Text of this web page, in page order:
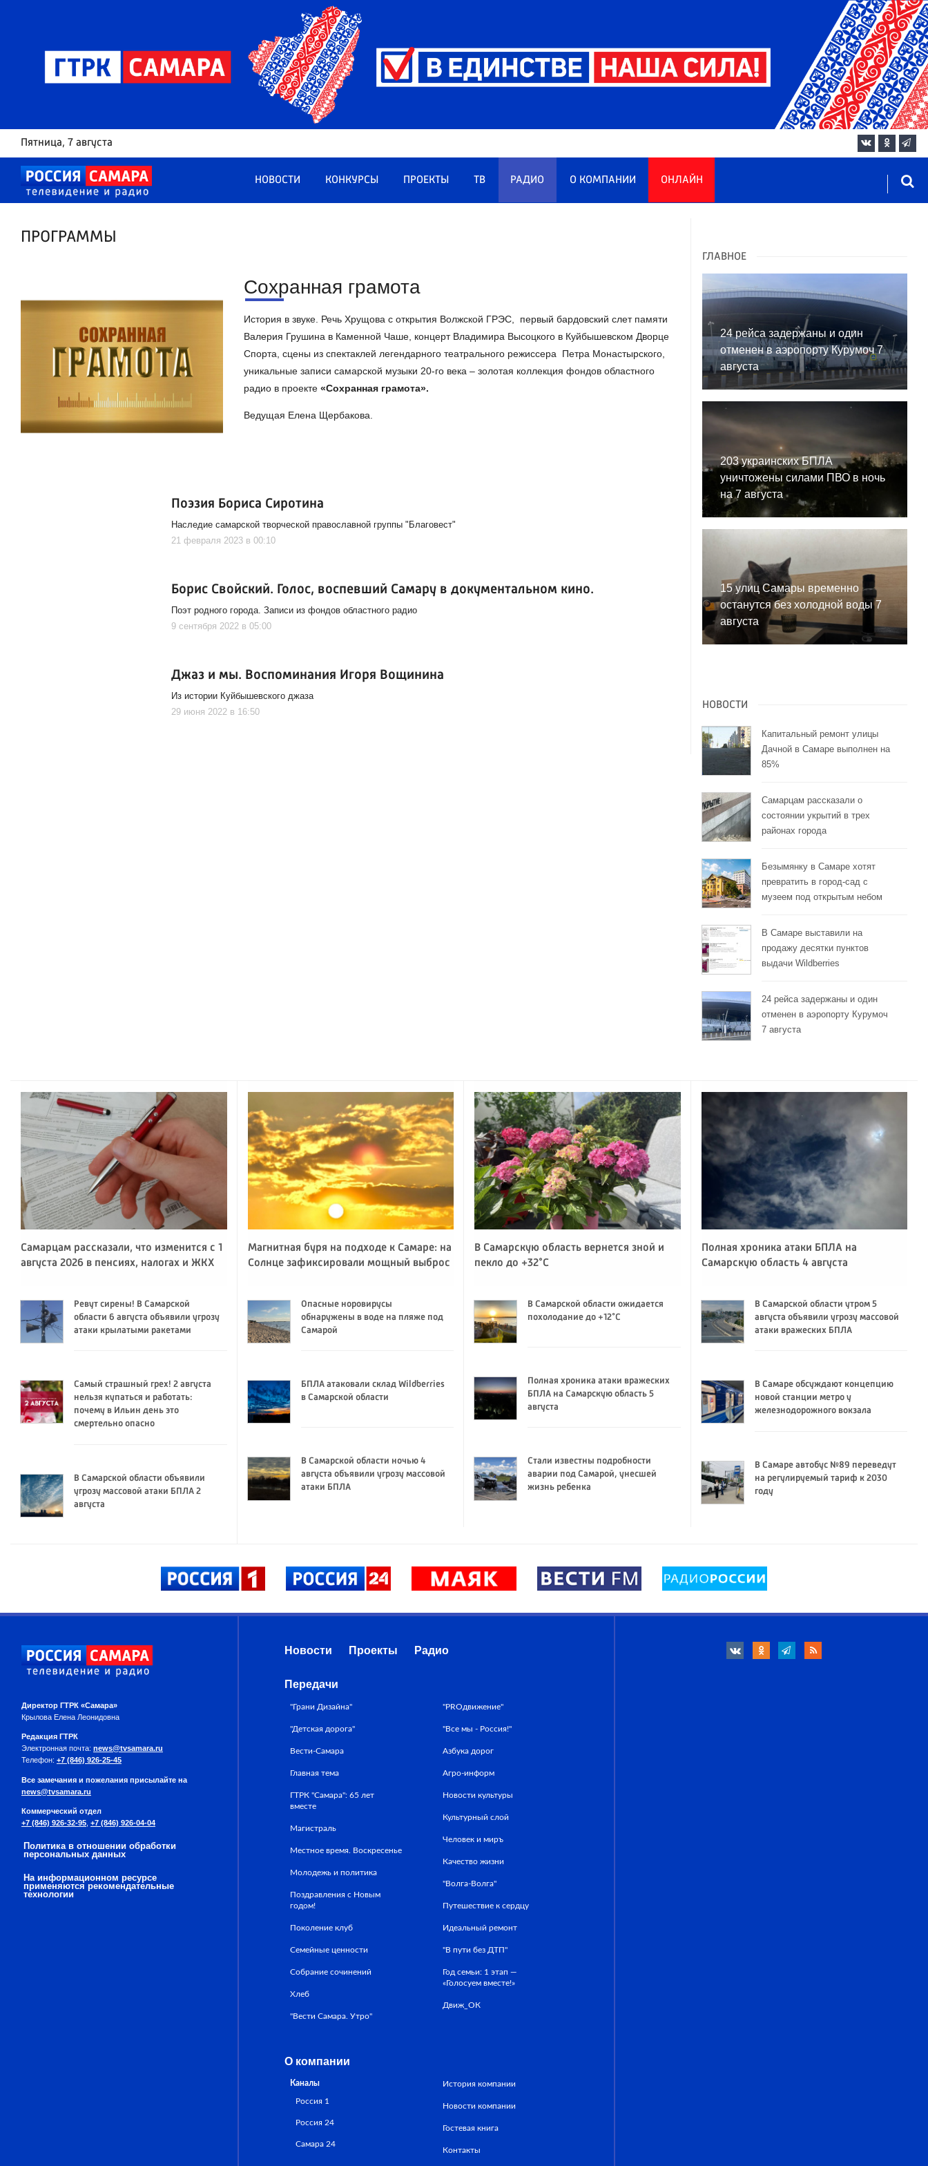
Пятница, 7 августа
НОВОСТИ КОНКУРСЫ ПРОЕКТЫ ТВ РАДИО О КОМПАНИИ ОНЛАЙН
ПРОГРАММЫ
Сохранная грамота
История в звуке. Речь Хрущова с открытия Волжской ГРЭС, первый бардовский слет памяти
Валерия Грушина в Каменной Чаше, концерт Владимира Высоцкого в Куйбышевском Дворце
Спорта, сцены из спектаклей легендарного театрального режиссера Петра Монастырского,
уникальные записи самарской музыки 20-го века – золотая коллекция фондов областного
радио в проекте«Сохранная грамота».
Ведущая Елена Щербакова.
Поэзия Бориса Сиротина
Наследие самарской творческой православной группы "Благовест"
21 февраля 2023 в 00:10
Борис Свойский. Голос, воспевший Самару в документальном кино.
Поэт родного города. Записи из фондов областного радио
9 сентября 2022 в 05:00
Джаз и мы. Воспоминания Игоря Вощинина
Из истории Куйбышевского джаза
29 июня 2022 в 16:50
ГЛАВНОЕ
24 рейса задержаны и один
отменен в аэропорту Курумоч 7
августа
203 украинских БПЛА
уничтожены силами ПВО в ночь
на 7 августа
15 улиц Самары временно
останутся без холодной воды 7
августа
НОВОСТИ
Капитальный ремонт улицы
Дачной в Самаре выполнен на
85%
Самарцам рассказали о
состоянии укрытий в трех
районах города
Безымянку в Самаре хотят
превратить в город-сад с
музеем под открытым небом
В Самаре выставили на
продажу десятки пунктов
выдачи Wildberries
24 рейса задержаны и один
отменен в аэропорту Курумоч
7 августа
Самарцам рассказали, что изменится с 1
августа 2026 в пенсиях, налогах и ЖКХ
Ревут сирены! В Самарской
области 6 августа объявили угрозу
атаки крылатыми ракетами
Самый страшный грех! 2 августа
нельзя купаться и работать:
почему в Ильин день это
смертельно опасно
В Самарской области объявили
угрозу массовой атаки БПЛА 2
августа
Магнитная буря на подходе к Самаре: на
Солнце зафиксировали мощный выброс
Опасные норовирусы
обнаружены в воде на пляже под
Самарой
БПЛА атаковали склад Wildberries
в Самарской области
В Самарской области ночью 4
августа объявили угрозу массовой
атаки БПЛА
В Самарскую область вернется зной и
пекло до +32°C
В Самарской области ожидается
похолодание до +12°C
Полная хроника атаки вражеских
БПЛА на Самарскую область 5
августа
Стали известны подробности
аварии под Самарой, унесшей
жизнь ребенка
Полная хроника атаки БПЛА на
Самарскую область 4 августа
В Самарской области утром 5
августа объявили угрозу массовой
атаки вражеских БПЛА
В Самаре обсуждают концепцию
новой станции метро у
железнодорожного вокзала
В Самаре автобус №89 переведут
на регулируемый тариф к 2030
году
Директор ГТРК «Самара»
Крылова Елена Леонидовна
Редакция ГТРК
Электронная почта: news@tvsamara.ru
Телефон: +7 (846) 926-25-45
Все замечания и пожелания присылайте на
news@tvsamara.ru
Коммерческий отдел
+7 (846) 926-32-95 +7 (846) 926-04-04
Политика в отношении обработки
персональных данных
На информационном ресурсе
применяются рекомендательные
технологии
Новости Проекты Радио
Передачи
"Грани Дизайна"
"Детская дорога"
Вести-Самара
Главная тема
ГТРК "Самара": 65 лет
вместе
Магистраль
Местное время. Воскресенье
Молодежь и политика
Поздравления с Новым
годом!
Поколение клуб
Семейные ценности
Собрание сочинений
Хлеб
"Вести Самара. Утро"
"PROдвижение"
"Все мы - Россия!"
Азбука дорог
Агро-информ
Новости культуры
Культурный слой
Человек и миръ
Качество жизни
"Волга-Волга"
Путешествие к сердцу
Идеальный ремонт
"В пути без ДТП"
Год семьи: 1 этап —
«Голосуем вместе!»
Движ_ОК
О компании
Каналы
Россия 1
Россия 24
Самара 24
История компании
Новости компании
Гостевая книга
Контакты